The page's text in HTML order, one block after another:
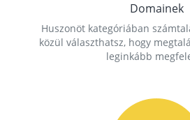
Domainek
Huszonöt kategóriában
közül választhatsz, hogy
leginkább